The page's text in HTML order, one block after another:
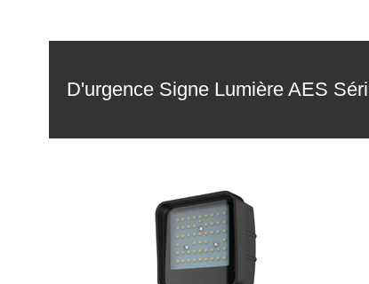
D'urgence Signe Lumière AES